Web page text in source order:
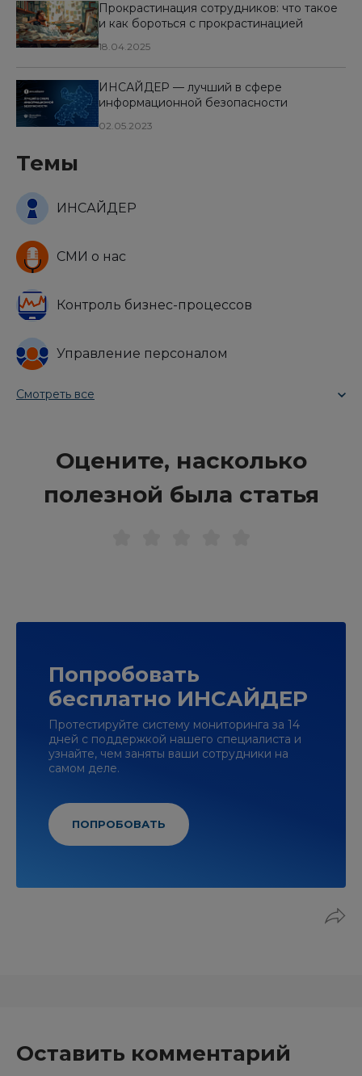
Прокрастинация сотрудников: что такое
и как бороться с прокрастинацией
18.04.2025
ИНСАЙДЕР — лучший в сфере
информационной безопасности
02.05.2023
Темы
ИНСАЙДЕР
СМИ о нас
Контроль бизнес-процессов
Управление персоналом
Смотреть все
Оцените, насколько
полезной была статья
Попробовать
бесплатно ИНСАЙДЕР
Протестируйте систему мониторинга за 14
дней с поддержкой нашего специалиста и
узнайте, чем заняты ваши сотрудники на
самом деле.
ПОПРОБОВАТЬ
Оставить комментарий